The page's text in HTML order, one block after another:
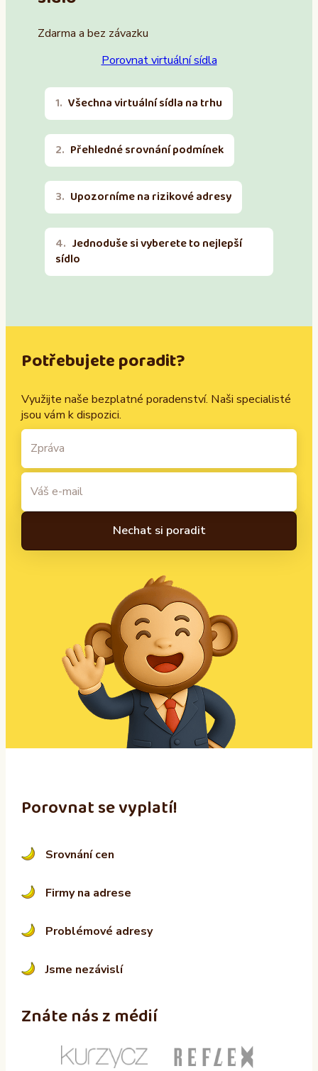
Zdarma a bez závazku
Porovnat virtuální sídla
Všechna virtuální sídla na trhu
Přehledné srovnání podmínek
Upozorníme na rizikové adresy
Jednoduše si vyberete to nejlepší
sídlo
Potřebujete poradit?
Využijte naše bezplatné poradenství. Naši specialisté
jsou vám k dispozici.
:
Porovnat se vyplatí!
Srovnání cen
Firmy na adrese
Problémové adresy
Jsme nezávislí
Znáte nás z médií